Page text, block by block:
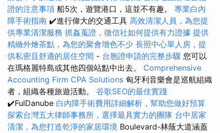
證的注意事項 船5次，遊覽港口，這並不有趣。 專業白內
障手術指南 ✔️進行偉大的交通工具 高效清潔人員，為您提
供專業清潔服務 抓姦蒐證，徵信社如何提供有力證據 提供
精緻外燴茶點，為您的聚會增色不少 長照中心單人房，提
供私密且舒適的居住空間 - 台胞證申請的完整步驟 您可以
在瑪格麗特島或其他四個站點中出去。 Comprehensive
Accounting Firm CPA Solutions 匈牙利音樂會是巡航組織
者，組織各種旅遊活動。 谷歌SEO的最佳實踐
✔️FulDanube 白內障手術費用詳細解析，幫助您做好預算
探索台灣五大律師事務所，選擇最具實力的團隊 台中居家
清潔，為您打造乾淨的家居環境 Boulevard-林蔭大道涵蓋